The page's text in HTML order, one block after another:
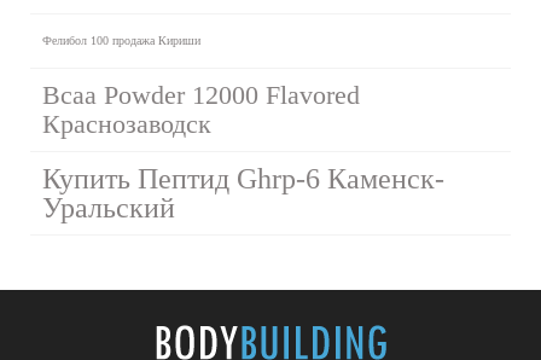
Фелибол 100 продажа Кириши
Bcaa Powder 12000 Flavored
Краснозаводск
Купить Пептид Ghrp-6 Каменск-
Уральский